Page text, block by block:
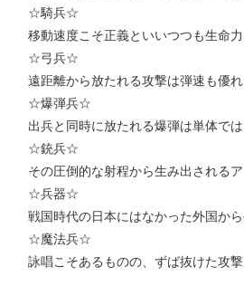
☆騎兵☆
移動速度こそ正義といいつつも生命
☆弓兵☆
遠距離から放たれる攻撃は弾速も優
☆爆弾兵☆
出兵と同時に放たれる爆弾は単体で
☆銃兵☆
その圧倒的な射程から生み出される
☆兵器☆
戦国時代の日本にはなかった外国か
☆魔法兵☆
詠唱こそあるものの、ずば抜けた攻